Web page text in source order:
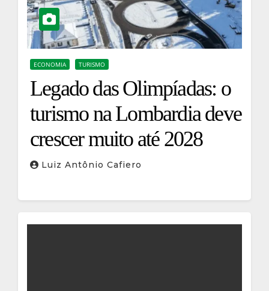
ECONOMIA TURISMO
Legado das Olimpíadas: o
turismo na Lombardia deve
crescer muito até 2028
Luiz Antônio Cafiero